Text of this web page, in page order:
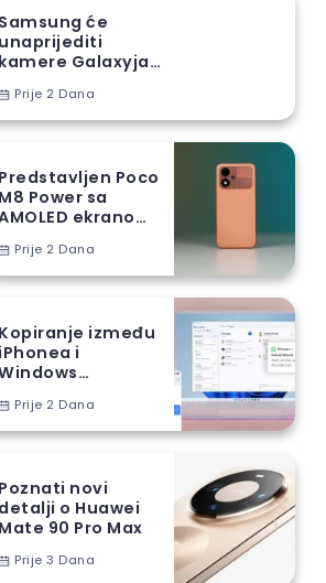
Samsung će
unaprijediti
kamere Galaxyja
proizvodnom
Prije 2 Dana
Predstavljen Poco
M8 Power sa
ekranom i
baterijom
Prije 2 Dana
Kopiranje između
iPhonea i
EUPrije 2 Dana
Poznati novi
detalji o Huawei
Mate 90 Pro Max
Prije 3 Dana